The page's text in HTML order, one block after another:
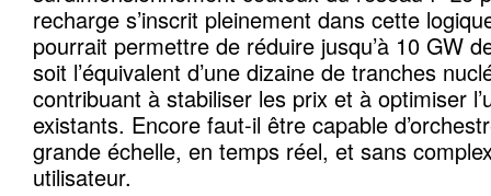
recharge s’inscrit pleinement dans cette
pourrait permettre de réduire jusqu’à 10 GW
soit l’équivalent d’une dizaine de tranches
contribuant à stabiliser les prix et à optimiser
existants. Encore faut-il être capable
grande échelle, en temps réel, et sans
utilisateur.